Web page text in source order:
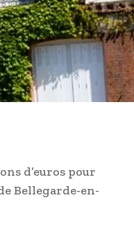
d’euros pour
Bellegarde-en-